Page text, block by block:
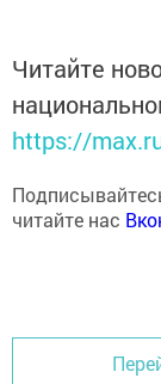
Читайте
https://
читайте нас